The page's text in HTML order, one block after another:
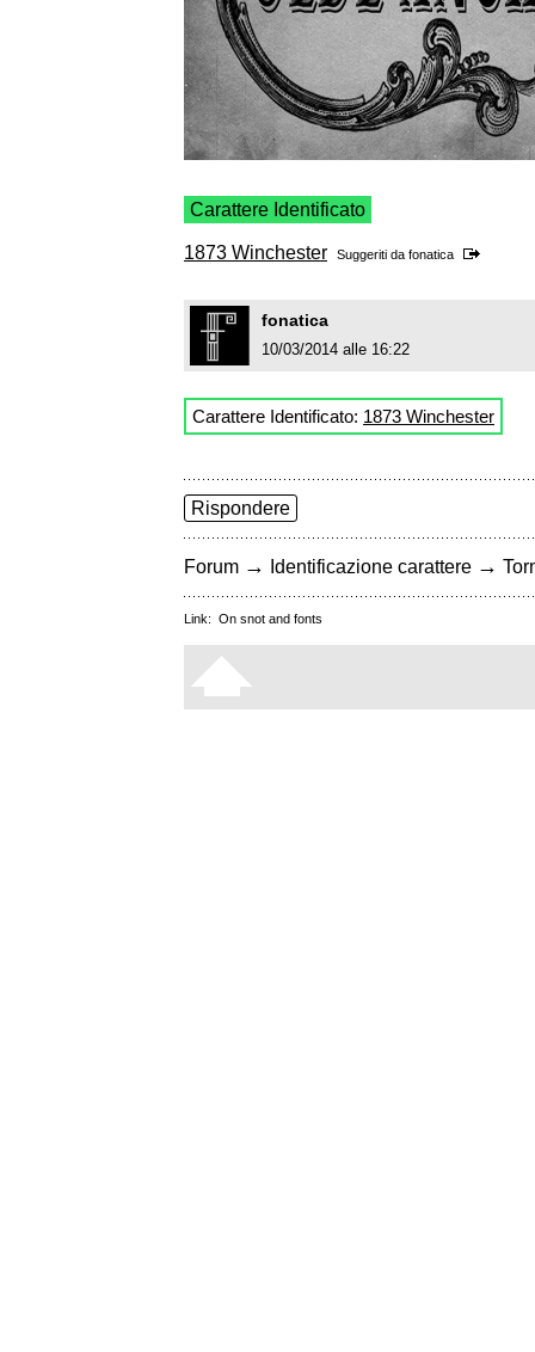
Carattere Identificato
1873 Winchester Suggeriti da fonatica
fonatica
10/03/2014 alle 16:22
Carattere Identificato: 1873 Winchester
Rispondere
Forum → Identificazione carattere →
Link: On snot and fonts